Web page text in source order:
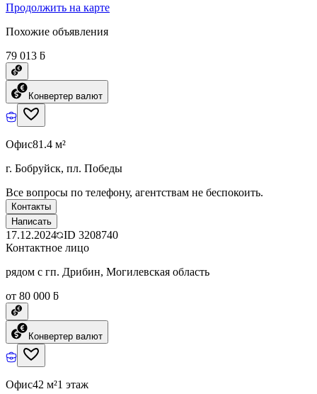
Продолжить на карте
Похожие объявления
79 013 ƃ
Конвертер валют
Офис81.4 м²
г. Бобруйск, пл. Победы
Все вопросы по телефону, агентствам не беспокоить.
Контакты
Написать
17.12.2024 ID 3208740
Контактное лицо
рядом с гп. Дрибин, Могилевская область
от 80 000 ƃ
Конвертер валют
Офис42 м²1 этаж